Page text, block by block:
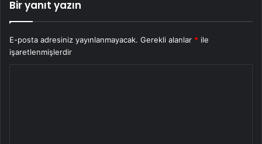
Bir yanıt yazın
E-posta adresiniz yayınlanmayacak. Gerekli alanlar * ile
işaretlenmişlerdir